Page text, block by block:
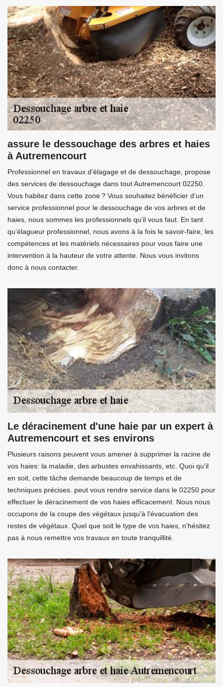
assure le dessouchage des arbres et haies
à Autremencourt
Professionnel en travaux d’élagage et de dessouchage, propose
des services de dessouchage dans tout Autremencourt 02250.
Vous habitez dans cette zone ? Vous souhaitez bénéficier d’un
service professionnel pour le dessouchage de vos arbres et de
haies, nous sommes les professionnels qu’il vous faut. En tant
qu’élagueur professionnel, nous avons à la fois le savoir-faire, les
compétences et les matériels nécessaires pour vous faire une
intervention à la hauteur de votre attente. Nous vous invitons
donc à nous contacter.
Le déracinement d'une haie par un expert à
Autremencourt et ses environs
Plusieurs raisons peuvent vous amener à supprimer la racine de
vos haies: la maladie, des arbustes envahissants, etc. Quoi qu'il
en soit, cette tâche demande beaucoup de temps et de
techniques précises. peut vous rendre service dans le 02250 pour
effectuer le déracinement de vos haies efficacement. Nous nous
occupons de la coupe des végétaux jusqu'à l'évacuation des
restes de végétaux. Quel que soit le type de vos haies, n'hésitez
pas à nous remettre vos travaux en toute tranquillité.